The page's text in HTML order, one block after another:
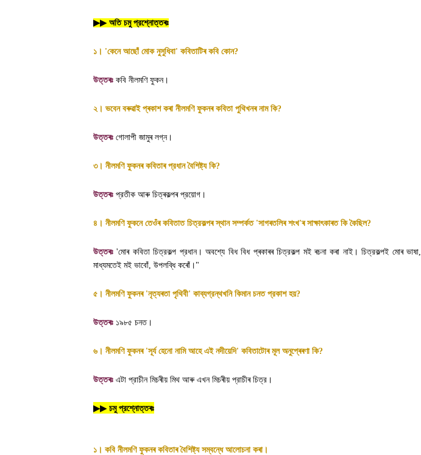
▶▶ অতি চমু প্রশ্নোত্তৰঃ
১। 'কেনে আছোঁ মোক নুসুধিবা' কবিতাটিৰ কবি কোন?
উত্তৰঃ কবি নীলমণি ফুকন।
২। ভবেন বৰুৱাই প্ৰকাশ কৰা নীলমণি ফুকনৰ কবিতা পুথিখনৰ নাম কি?
উত্তৰঃ গোলাপী জামুৰ লগ্ন।
৩। নীলমণি ফুকনৰ কবিতাৰ প্রধান বৈশিষ্ট্য কি?
উত্তৰঃ প্রতীক আৰু চিত্ৰকল্পৰ প্রয়োগ ।
৪। নীলমণি ফুকনে তেওঁৰ কবিতাত চিত্রকল্পৰ স্থান সম্পৰ্কত 'সাগৰতলিৰ শংখ'ৰ সাক্ষাৎকাৰত কি কৈছিল?
উত্তৰঃ 'মোৰ কবিতা চিত্রকল্প প্রধান। অবশ্যে বিধ বিধ প্ৰকাৰৰ চিত্রকল্প মই ৰচনা কৰা নাই। চিত্রকল্পই মোৰ ভাষা,
মাধ্যমতেই মই ভাবোঁ, উপলব্ধি কৰোঁ।"
৫। নীলমণি ফুকনৰ 'নৃত্যৰতা পৃথিবী' কাব্যগ্রন্থখনি কিমান চনত প্রকাশ হয়?
উত্তৰঃ ১৯৮৫ চনত।
৬। নীলমণি ফুকনৰ 'সূর্য হেনো নামি আহে এই নদীয়েদি' কবিতাটোৰ মূল অনুপ্ৰেৰণা কি?
উত্তৰঃ এটা প্রাচীন মিচৰীয় মিথ আৰু এখন মিচৰীয় প্রাচীৰ চিত্র ।
▶▶ চমু প্রশ্নোত্তৰঃ
১। কবি নীলমণি ফুকনৰ কবিতাৰ বৈশিষ্ট্য সম্বন্ধে আলোচনা কৰা।